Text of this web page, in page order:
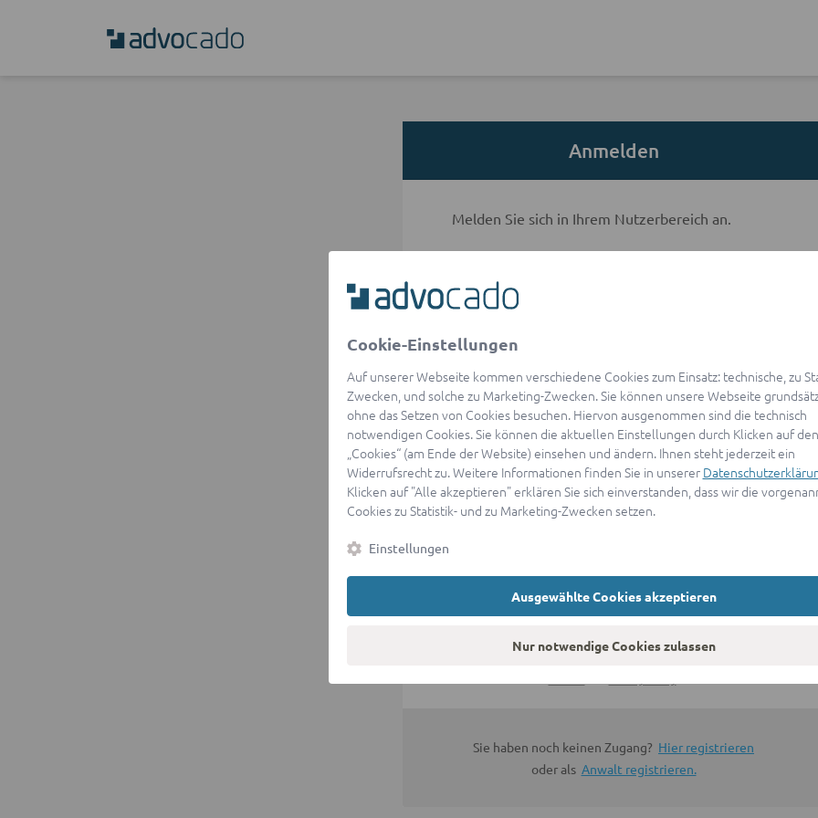
Anmelden
Melden Sie sich in Ihrem Nutzerbereich an.
E-Mail-Adresse
Passwort
Passwort vergessen?
ANMELDEN
oder
Sign in with Google
Sie haben noch keinen Zugang? Hier registrieren
oder als Anwalt registrieren.
Cookie-Einstellungen
Auf unserer Webseite kommen verschiedene Cookies zum Einsatz: technische, zu
Zwecken, und solche zu Marketing-Zwecken. Sie können unsere Webseite
ohne das Setzen von Cookies besuchen. Hiervon ausgenommen sind die technisch
notwendigen Cookies. Sie können die aktuellen Einstellungen durch Klicken auf
„Cookies“ (am Ende der Website) einsehen und ändern. Ihnen steht jederzeit ein
Widerrufsrecht zu. Weitere Informationen finden Sie in unserer
Klicken auf "Alle akzeptieren" erklären Sie sich einverstanden, dass wir die
Cookies zu Statistik- und zu Marketing-Zwecken setzen.
Einstellungen
Ausgewählte Cookies akzeptieren
Nur notwendige Cookies zulassen